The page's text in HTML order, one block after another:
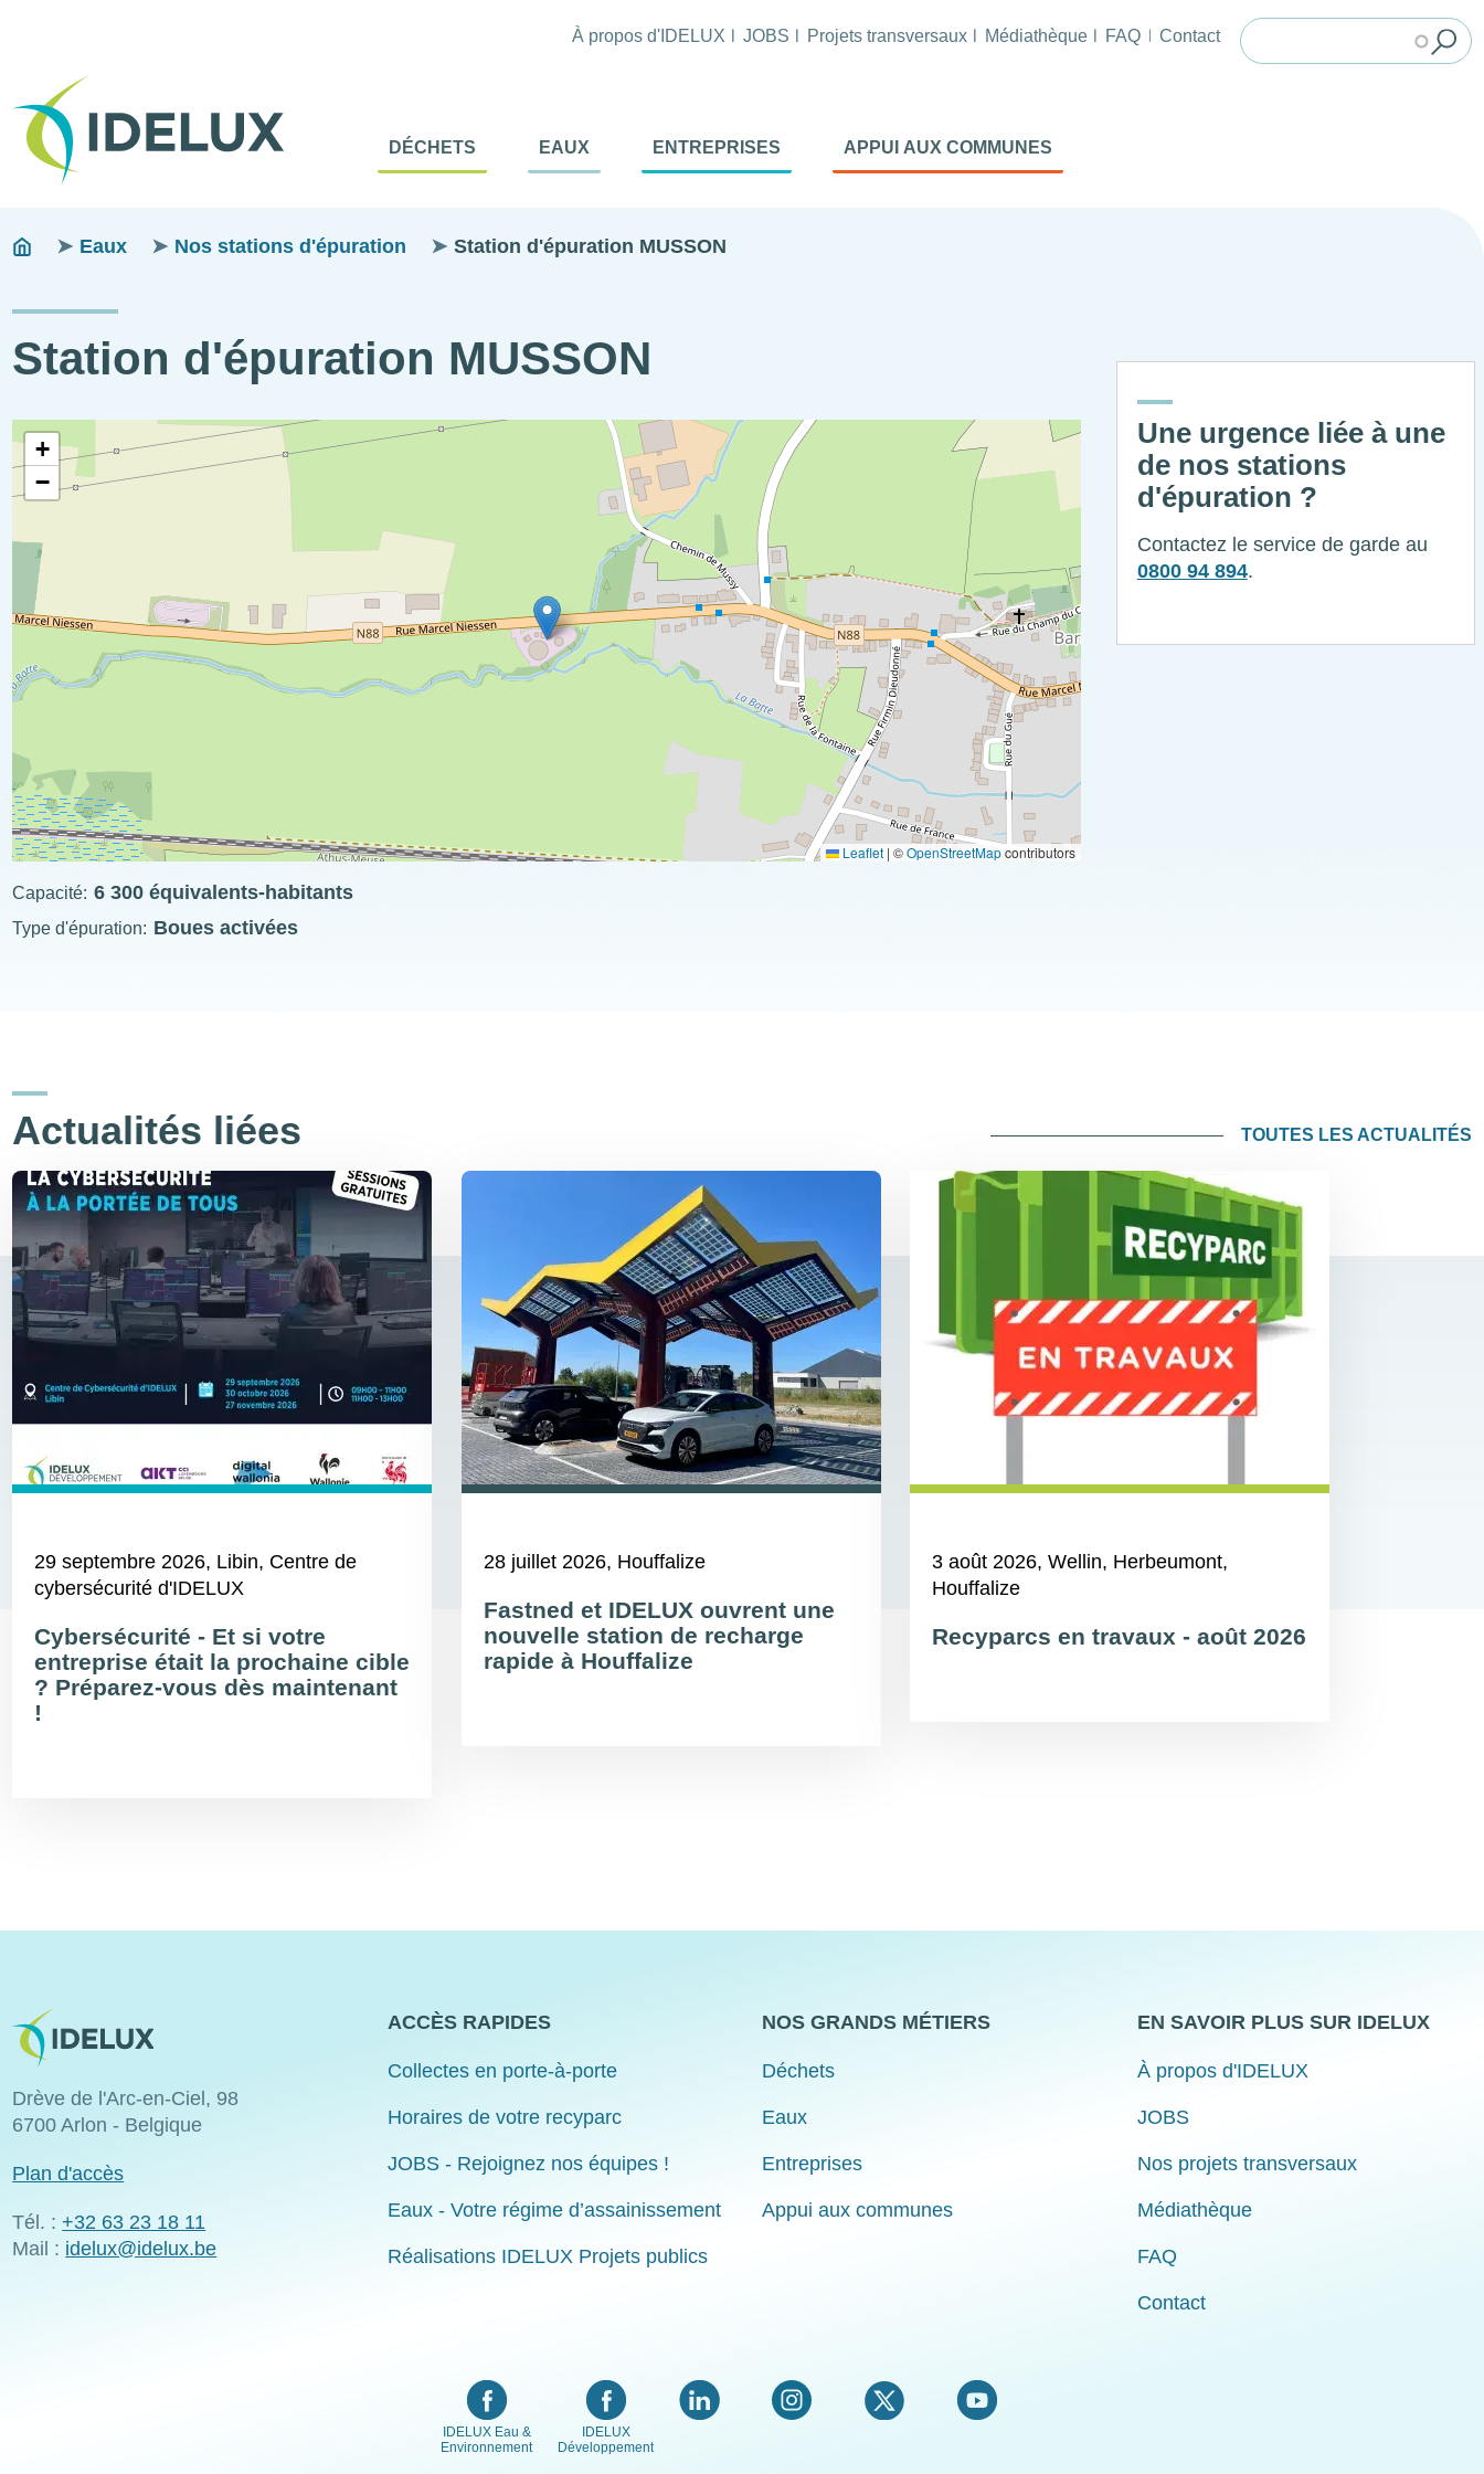
Tête
À propos d'IDELUX JOBS Projets transversaux Médiathèque FAQ Contact
Navigation
Menu
DÉCHETS EAUX ENTREPRISES APPUI AUX COMMUNES
Fils
You
Eaux Nos stations d'épuration Station d'épuration MUSSON
Station d'épuration MUSSON
STEP
visitable
Coordonnées
géographiques
+
−
Leaflet | ©OpenStreetMapcontributors
Capacité 6 300 équivalents-habitants
Type d'épuration Boues activées
Une urgence liée à une
de nos stations
d'épuration ?
Contactez le service de garde au
0800 94 894.
Actualités liées
29 septembre 2026, Libin, Centre de
cybersécurité d'IDELUX
Cybersécurité - Et si votre
entreprise était la prochaine cible
? Préparez-vous dès maintenant
!
28 juillet 2026, Houffalize
Fastned et IDELUX ouvrent une
nouvelle station de recharge
rapide à Houffalize
3 août 2026, Wellin, Herbeumont,
Houffalize
Recyparcs en travaux - août 2026
TOUTES LES ACTUALITÉS
Image
Drève de l'Arc-en-Ciel, 98
6700 Arlon - Belgique
Plan d'accès
Tél. :+32 63 23 18 11
Mail : idelux@idelux.be
ACCÈS RAPIDES
Collectes en porte-à-porte
Horaires de votre recyparc
JOBS - Rejoignez nos équipes !
Eaux - Votre régime d’assainissement
Réalisations IDELUX Projets publics
NOS GRANDS MÉTIERS
Déchets
Eaux
Entreprises
Appui aux communes
EN SAVOIR PLUS SUR IDELUX
À propos d'IDELUX
JOBS
Nos projets transversaux
Médiathèque
FAQ
Contact
IDELUX Eau &
Environnement
IDELUX
Développement